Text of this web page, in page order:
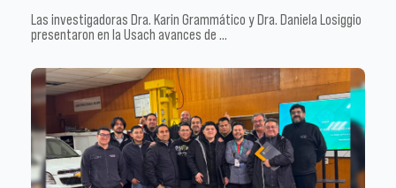
Las investigadoras Dra. Karin Grammático y Dra. Daniela Losiggio
presentaron en la Usach avances de …